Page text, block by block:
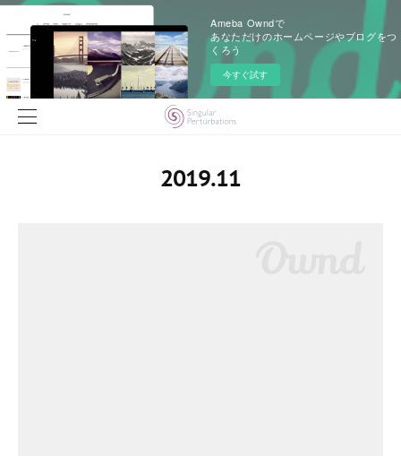
Ameba Owndで
あなただけのホームページやブログをつ
くろう
今すぐ試す
2019.11